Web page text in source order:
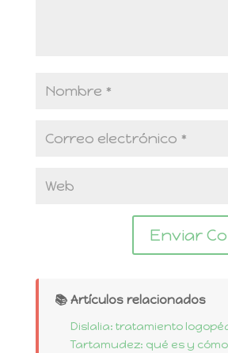
📚 Artículos relacionados
Dislalia: tratamiento
Tartamudez: qué es y